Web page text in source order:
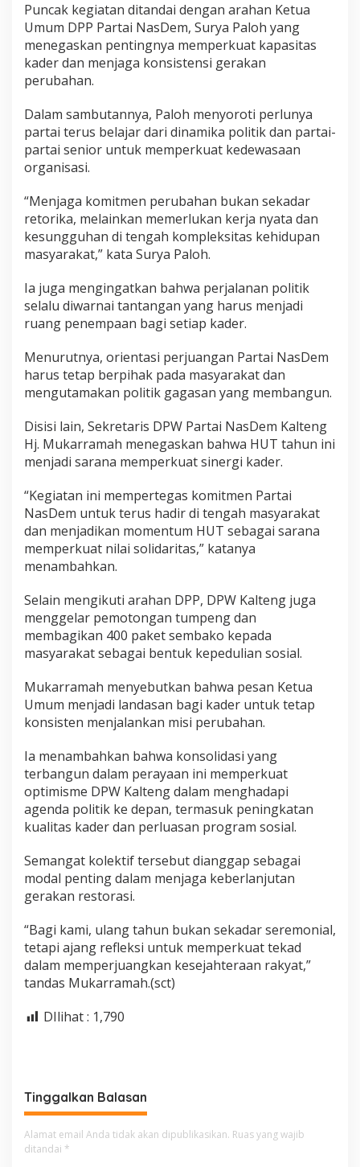
Puncak kegiatan ditandai dengan arahan Ketua
Umum DPP Partai NasDem, Surya Paloh yang
menegaskan pentingnya memperkuat kapasitas
kader dan menjaga konsistensi gerakan
perubahan.
Dalam sambutannya, Paloh menyoroti perlunya
partai terus belajar dari dinamika politik dan partai-
partai senior untuk memperkuat kedewasaan
organisasi.
“Menjaga komitmen perubahan bukan sekadar
retorika, melainkan memerlukan kerja nyata dan
kesungguhan di tengah kompleksitas kehidupan
masyarakat,” kata Surya Paloh.
Ia juga mengingatkan bahwa perjalanan politik
selalu diwarnai tantangan yang harus menjadi
ruang penempaan bagi setiap kader.
Menurutnya, orientasi perjuangan Partai NasDem
harus tetap berpihak pada masyarakat dan
mengutamakan politik gagasan yang membangun.
Disisi lain, Sekretaris DPW Partai NasDem Kalteng
Hj. Mukarramah menegaskan bahwa HUT tahun ini
menjadi sarana memperkuat sinergi kader.
“Kegiatan ini mempertegas komitmen Partai
NasDem untuk terus hadir di tengah masyarakat
dan menjadikan momentum HUT sebagai sarana
memperkuat nilai solidaritas,” katanya
menambahkan.
Selain mengikuti arahan DPP, DPW Kalteng juga
menggelar pemotongan tumpeng dan
membagikan 400 paket sembako kepada
masyarakat sebagai bentuk kepedulian sosial.
Mukarramah menyebutkan bahwa pesan Ketua
Umum menjadi landasan bagi kader untuk tetap
konsisten menjalankan misi perubahan.
Ia menambahkan bahwa konsolidasi yang
terbangun dalam perayaan ini memperkuat
optimisme DPW Kalteng dalam menghadapi
agenda politik ke depan, termasuk peningkatan
kualitas kader dan perluasan program sosial.
Semangat kolektif tersebut dianggap sebagai
modal penting dalam menjaga keberlanjutan
gerakan restorasi.
“Bagi kami, ulang tahun bukan sekadar seremonial,
tetapi ajang refleksi untuk memperkuat tekad
dalam memperjuangkan kesejahteraan rakyat,”
tandas Mukarramah.(sct)
DIlihat : 1,790
Tinggalkan Balasan
Alamat email Anda tidak akan dipublikasikan. Ruas yang wajib
ditandai *